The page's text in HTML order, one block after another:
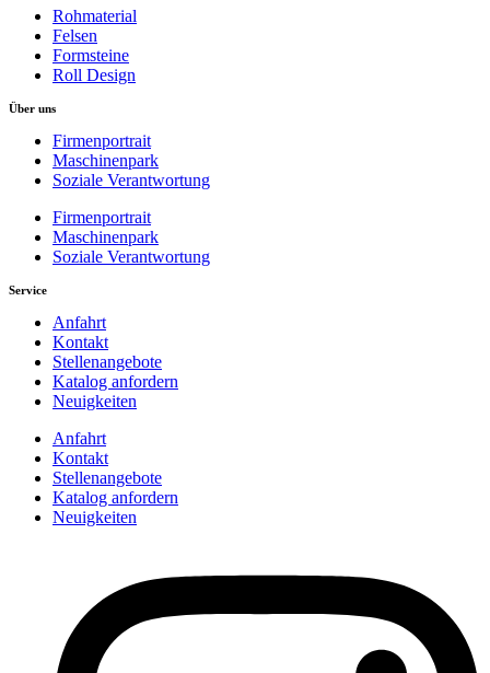
Rohmaterial
Felsen
Formsteine
Roll Design
Über uns
Firmenportrait
Maschinenpark
Soziale Verantwortung
Firmenportrait
Maschinenpark
Soziale Verantwortung
Service
Anfahrt
Kontakt
Stellenangebote
Katalog anfordern
Neuigkeiten
Anfahrt
Kontakt
Stellenangebote
Katalog anfordern
Neuigkeiten